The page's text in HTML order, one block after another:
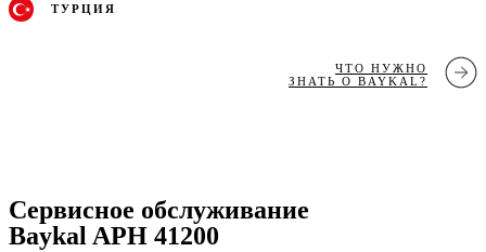
ТУРЦИЯ
ЧТО НУЖНО
ЗНАТЬ О BAYKAL?
Сервисное обслуживание
Baykal APH 41200